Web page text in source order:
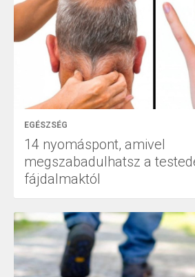
EGÉSZSÉG
14 nyomáspont, amivel
megszabadulhatsz a
fájdalmaktól